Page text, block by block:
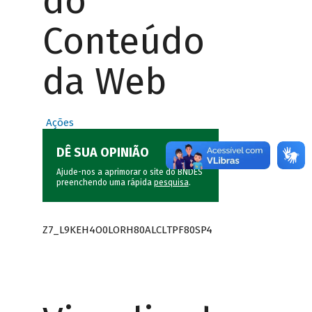
Conteúdo
da Web
Ações
DÊ SUA OPINIÃO
Ajude-nos a aprimorar o site do BNDES
preenchendo uma rápida pesquisa.
Z7_L9KEH4O0LORH80ALCLTPF80SP4